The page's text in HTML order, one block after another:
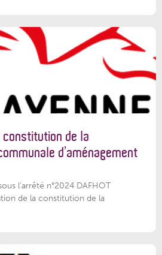
de la
d’aménagement
l'arrêté n°2024 DAFHOT
de la constitution de la